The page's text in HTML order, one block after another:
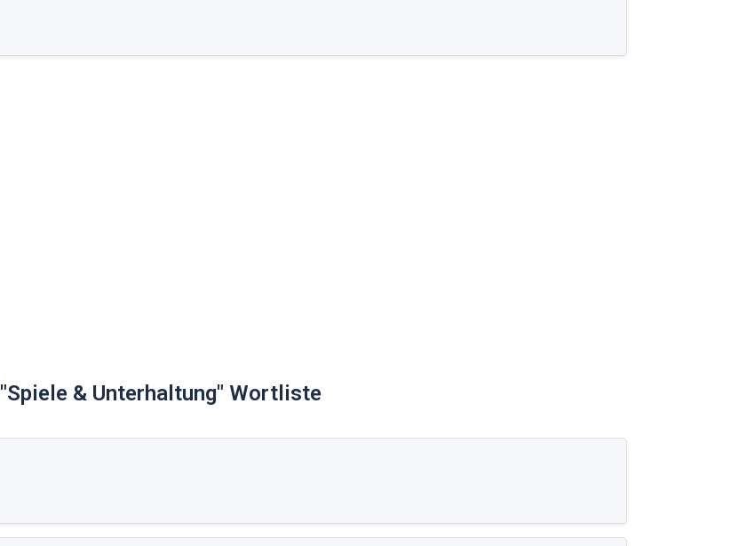
"Spiele & Unterhaltung" Wortliste